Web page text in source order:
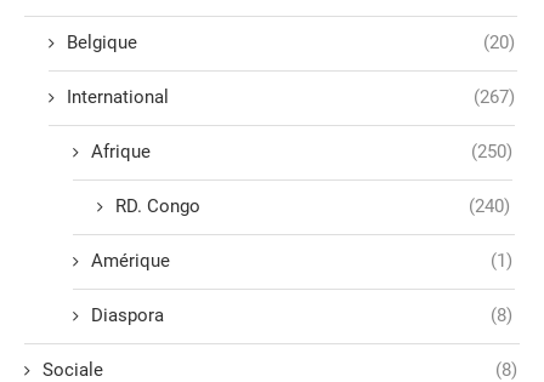
Belgique (20)
International (267)
Afrique (250)
RD. Congo (240)
Amérique (1)
Diaspora (8)
Sociale (8)